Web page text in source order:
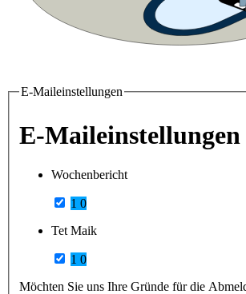
E-Maileinstellungen
E-Maileinstellungen
Wochenbericht
1 0
Tet Maik
1 0
Möchten Sie uns Ihre Gründe für die